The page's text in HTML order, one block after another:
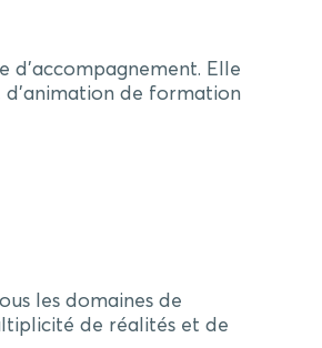
Elle
d’animation de formation
les domaines de
de réalités et de